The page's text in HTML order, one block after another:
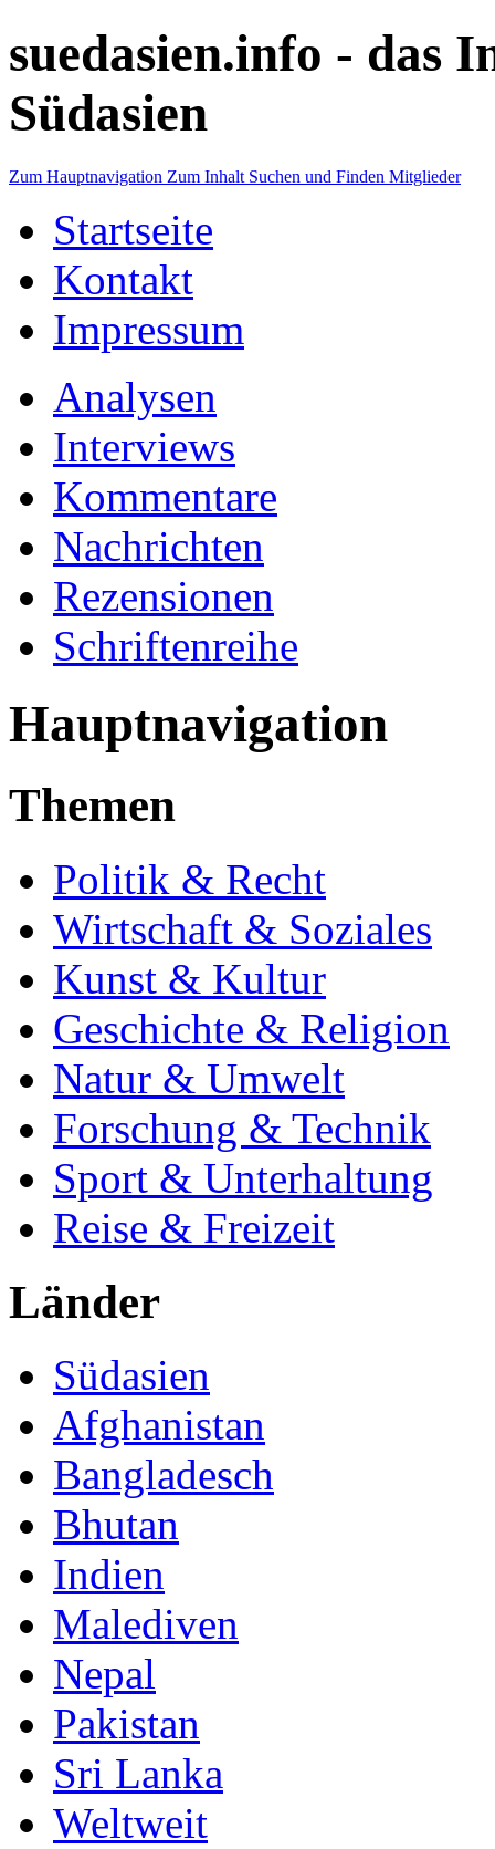
suedasien.info - das
Südasien
Zum Hauptnavigation Zum Inhalt Suchen und Finden Mitglieder
Startseite
Kontakt
Impressum
Analysen
Interviews
Kommentare
Nachrichten
Rezensionen
Schriftenreihe
Hauptnavigation
Themen
Politik & Recht
Wirtschaft & Soziales
Kunst & Kultur
Geschichte & Religion
Natur & Umwelt
Forschung & Technik
Sport & Unterhaltung
Reise & Freizeit
Länder
Südasien
Afghanistan
Bangladesch
Bhutan
Indien
Malediven
Nepal
Pakistan
Sri Lanka
Weltweit